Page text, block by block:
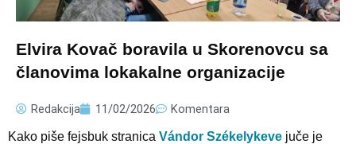
Elvira Kovač boravila u Skorenovcu sa
članovima lokakalne organizacije
Redakcija 11/02/2026 Komentara
Kako piše fejsbuk stranica Vándor Székelykeve juče je